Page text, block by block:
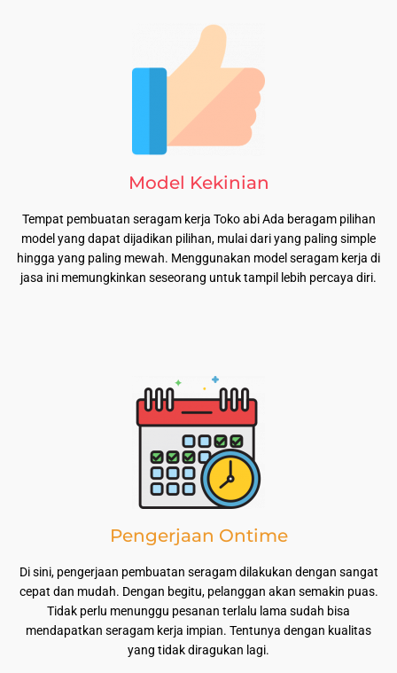
Model Kekinian
Tempat pembuatan seragam kerja Toko abi Ada beragam pilihan
model yang dapat dijadikan pilihan, mulai dari yang paling simple
hingga yang paling mewah. Menggunakan model seragam kerja di
jasa ini memungkinkan seseorang untuk tampil lebih percaya diri.
Pengerjaan Ontime
Di sini, pengerjaan pembuatan seragam dilakukan dengan sangat
cepat dan mudah. Dengan begitu, pelanggan akan semakin puas.
Tidak perlu menunggu pesanan terlalu lama sudah bisa
mendapatkan seragam kerja impian. Tentunya dengan kualitas
yang tidak diragukan lagi.